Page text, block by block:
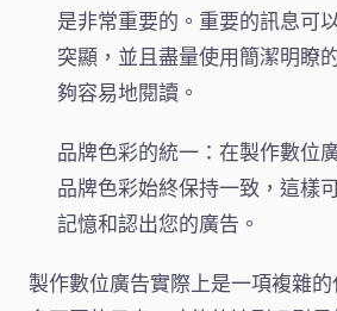
是非常重要的。重要的訊息可
突顯，並且盡量使用簡潔明瞭
夠容易地閱讀。
品牌色彩的統一：在製作數位
品牌色彩始終保持一致，這樣
記憶和認出您的廣告。
製作數位廣告實際上是一項複雜